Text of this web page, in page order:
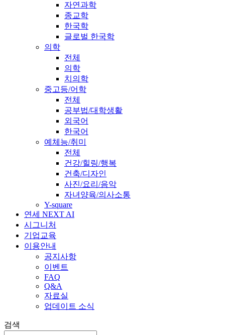
자연과학
종교학
한국학
글로벌 한국학
의학
전체
의학
치의학
중고등/어학
전체
공부법/대학생활
외국어
한국어
예체능/취미
전체
건강/힐링/행복
건축/디자인
사진/요리/음악
자녀양육/의사소통
Y-square
연세 NEXT AI
시그니처
기업교육
이용안내
공지사항
이벤트
FAQ
Q&A
자료실
업데이트 소식
검색